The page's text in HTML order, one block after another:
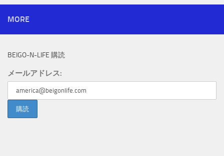
MORE
BEIGO-N-LIFE 購読
メールアドレス: